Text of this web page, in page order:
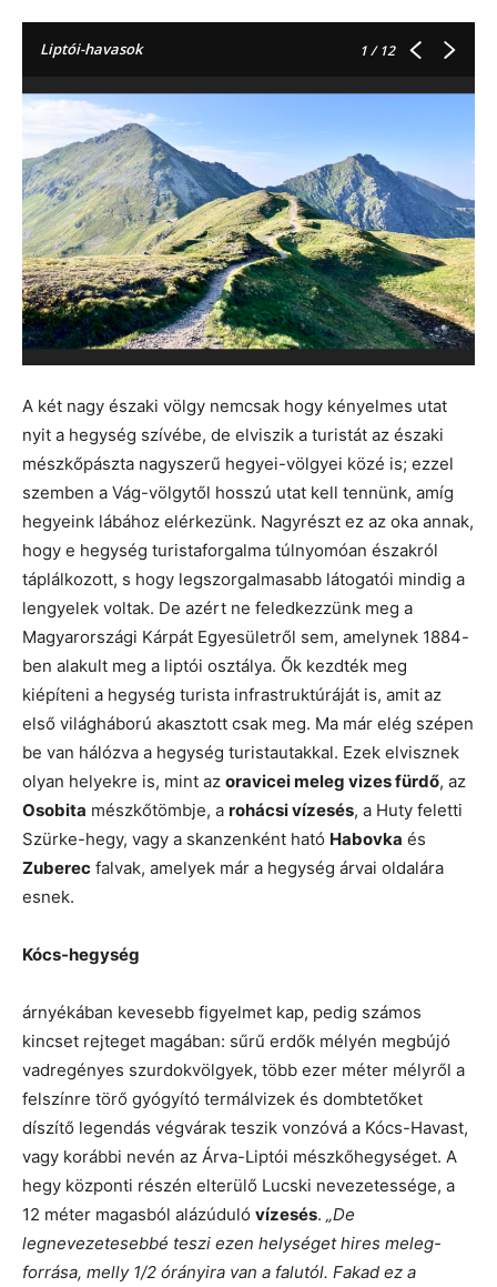
Liptói-havasok 1/ 12
A két nagy északi völgy nemcsak hogy kényelmes utat
nyit a hegység szívébe, de elviszik a turistát az északi
mészkőpászta nagyszerű hegyei-völgyei közé is; ezzel
szemben a Vág-völgytől hosszú utat kell tennünk, amíg
hegyeink lábához elérkezünk. Nagyrészt ez az oka annak,
hogy e hegység turistaforgalma túlnyomóan északról
táplálkozott, s hogy legszorgalmasabb látogatói mindig a
lengyelek voltak. De azért ne feledkezzünk meg a
Magyarországi Kárpát Egyesületről sem, amelynek 1884-
ben alakult meg a liptói osztálya. Ők kezdték meg
kiépíteni a hegység turista infrastruktúráját is, amit az
első világháború akasztott csak meg. Ma már elég szépen
be van hálózva a hegység turistautakkal. Ezek elvisznek
olyan helyekre is, mint az oravicei meleg vizes fürdő, az
Osobita mészkőtömbje, a rohácsi vízesés, a Huty feletti
Szürke-hegy, vagy a skanzenként ható Habovka és
Zuberec falvak, amelyek már a hegység árvai oldalára
esnek.
Kócs-hegység
árnyékában kevesebb figyelmet kap, pedig számos
kincset rejteget magában: sűrű erdők mélyén megbújó
vadregényes szurdokvölgyek, több ezer méter mélyről a
felszínre törő gyógyító termálvizek és dombtetőket
díszítő legendás végvárak teszik vonzóvá a Kócs-Havast,
vagy korábbi nevén az Árva-Liptói mészkőhegységet. A
hegy központi részén elterülő Lucski nevezetessége, a
12 méter magasból alázúduló vízesés. „De
legnevezetesebbé teszi ezen helységet hires meleg-
forrása, melly 1/2 órányira van a falutól. Fakad ez a